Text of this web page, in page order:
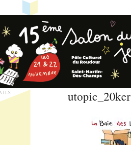
utopic_20ker